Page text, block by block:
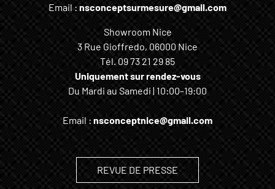
Email : nsconceptsurmesure@gmail.com
Showroom Nice
3 Rue Gioffredo, 06000 Nice
Tél. 09 73 21 29 85
Uniquement sur rendez-vous
Du Mardi au Samedi | 10:00–19:00
Email : nsconceptnice@gmail.com
REVUE DE PRESSE